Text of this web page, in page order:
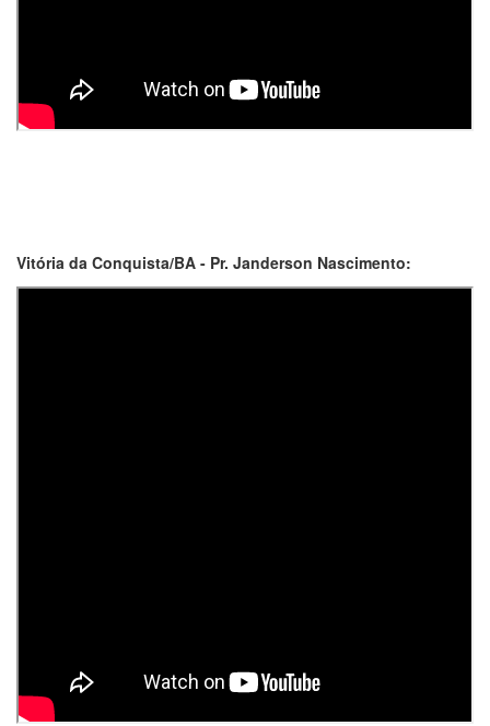
Vitória da Conquista/BA - Pr. Janderson Nascimento: